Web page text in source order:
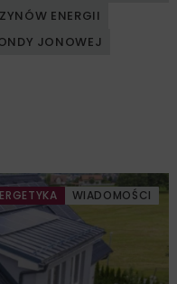
ENERGII
JONOWEJ
WIADOMOŚCI